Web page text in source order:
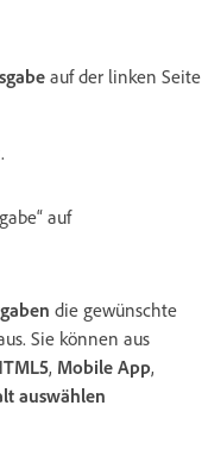
auf der linken Seite
auf
die gewünschte
Sie können aus
, Mobile App,
auswählen